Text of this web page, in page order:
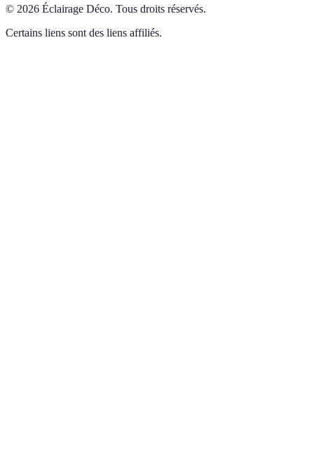
© 2026 Éclairage Déco. Tous droits réservés.
Certains liens sont des liens affiliés.